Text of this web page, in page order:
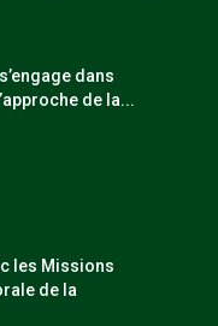
dans
de la...
les Missions
de la